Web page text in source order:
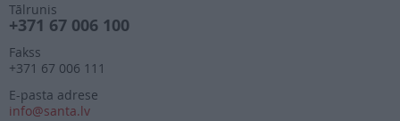
Tālrunis
+371 67 006 100
Fakss
+371 67 006 111
E-pasta adrese
info@santa.lv